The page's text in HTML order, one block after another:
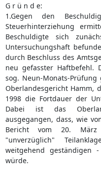
G r ü n d e:
1.Gegen den
Steuerhinterziehung
Beschuldigte sich
Untersuchungshaft
durch Beschluss des
neu gefasster Haftbefehl.
sog. Neun-Monats-Prüfung
Oberlandesgericht Hamm,
1998 die Fortdauer der
Dabei ist das
ausgegangen, dass, wie
Bericht vom 20. März
"unverzüglich"
weitgehend geständigen
würde.